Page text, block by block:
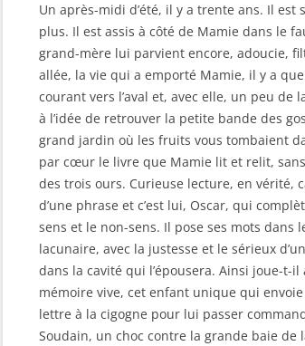
Un après-midi d’été, il y a trente ans. Il
plus. Il est assis à côté de Mamie dans le
grand-mère lui parvient encore, adoucie,
allée, la vie qui a emporté Mamie, il y a
courant vers l’aval et, avec elle, un peu de
à l’idée de retrouver la petite bande des
grand jardin où les fruits vous tombaient
par cœur le livre que Mamie lit et relit, sans
des trois ours. Curieuse lecture, en vérité,
d’une phrase et c’est lui, Oscar, qui
sens et le non-sens. Il pose ses mots dans
lacunaire, avec la justesse et le sérieux
dans la cavité qui l’épousera. Ainsi joue-t-
mémoire vive, cet enfant unique qui
lettre à la cigogne pour lui passer
Soudain, un choc contre la grande baie